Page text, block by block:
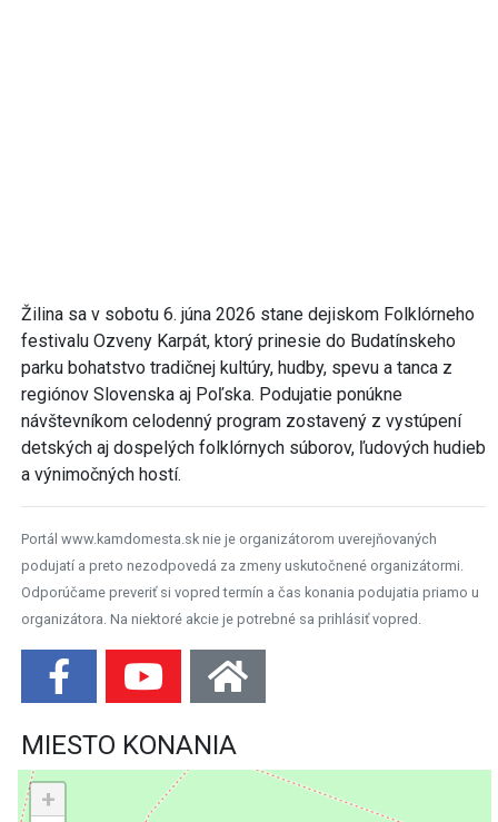
Žilina sa v sobotu 6. júna 2026 stane dejiskom Folklórneho
festivalu Ozveny Karpát, ktorý prinesie do Budatínskeho
parku bohatstvo tradičnej kultúry, hudby, spevu a tanca z
regiónov Slovenska aj Poľska. Podujatie ponúkne
návštevníkom celodenný program zostavený z vystúpení
detských aj dospelých folklórnych súborov, ľudových hudieb
a výnimočných hostí.
Portál www.kamdomesta.sk nie je organizátorom uverejňovaných
podujatí a preto nezodpovedá za zmeny uskutočnené organizátormi.
Odporúčame preveriť si vopred termín a čas konania podujatia priamo u
organizátora. Na niektoré akcie je potrebné sa prihlásiť vopred.
MIESTO KONANIA
+